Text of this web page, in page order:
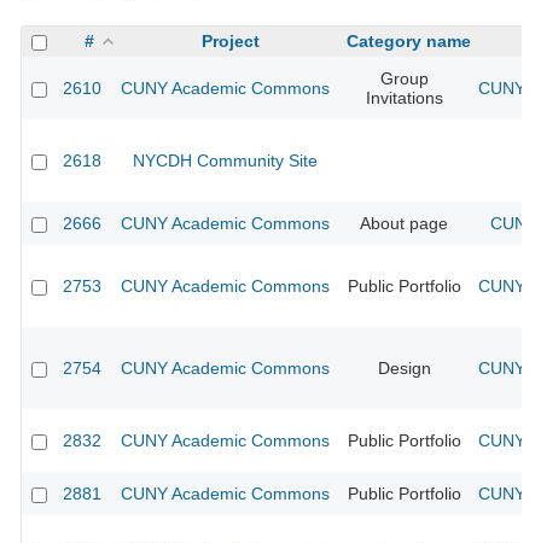
# Project Category name
2610 CUNY Academic Commons
Group
Invitations
CUNY
2618 NYCDH Community Site
2666 CUNY Academic Commons About page
2753 CUNY Academic Commons Public Portfolio CUNY
2754 CUNY Academic Commons Design CUNY
2832 CUNY Academic Commons Public Portfolio CUNY
2881 CUNY Academic Commons Public Portfolio CUNY